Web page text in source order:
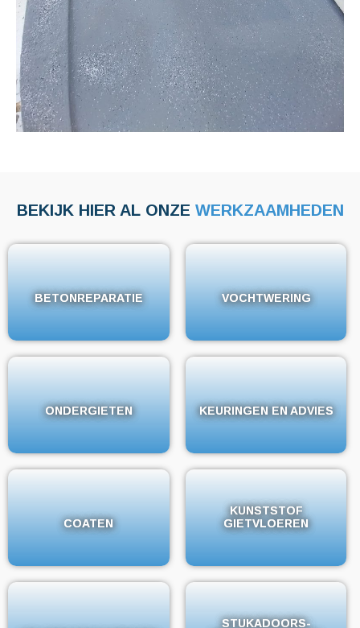
BEKIJK HIER AL ONZE WERKZAAMHEDEN
BETONREPARATIE
BETONREPARATIE VOCHTWERING
VOCHTWERING
ONDERGIETEN
ONDERGIETEN KEURINGEN EN ADVIES
KEURINGEN EN ADVIES
COATEN
COATEN
KUNSTSTOF
GIETVLOEREN
KUNSTSTOF
GIETVLOEREN
STUKADOORS-
STUKADOORS-